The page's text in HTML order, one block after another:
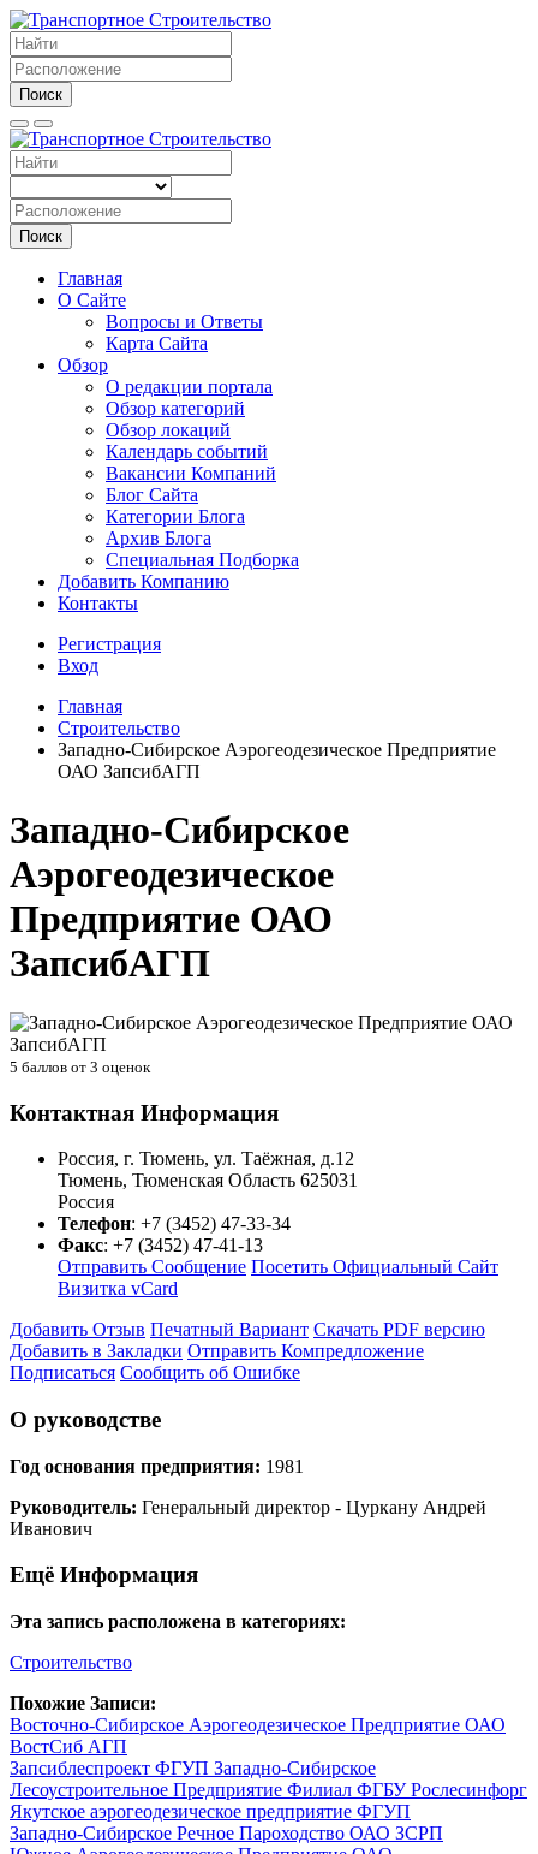
Поиск
Поиск
Главная
О Сайте
Вопросы и Ответы
Карта Сайта
Обзор
О редакции портала
Обзор категорий
Обзор локаций
Календарь событий
Вакансии Компаний
Блог Сайта
Категории Блога
Архив Блога
Специальная Подборка
Добавить Компанию
Контакты
Регистрация
Вход
Главная
Строительство
Западно-Сибирское Аэрогеодезическое Предприятие
ОАО ЗапсибАГП
Западно-Сибирское
Аэрогеодезическое
Предприятие ОАО
ЗапсибАГП
5 баллов от 3 оценок
Контактная Информация
Россия, г. Тюмень, ул. Таёжная, д.12
Тюмень, Тюменская Область 625031
Россия
Телефон: +7 (3452) 47-33-34
Факс: +7 (3452) 47-41-13
Отправить Сообщение Посетить Официальный Сайт
Визитка vCard
Добавить Отзыв Печатный Вариант Скачать PDF версию
Добавить в Закладки Отправить Компредложение
Подписаться Сообщить об Ошибке
О руководстве
Год основания предприятия: 1981
Руководитель: Генеральный директор - Цуркану Андрей
Иванович
Ещё Информация
Эта запись расположена в категориях:
Строительство
Похожие Записи:
Восточно-Сибирское Аэрогеодезическое Предприятие ОАО
ВостСиб АГП
Запсиблеспроект ФГУП Западно-Сибирское
Лесоустроительное Предприятие Филиал ФГБУ Рослесинфорг
Якутское аэрогеодезическое предприятие ФГУП
Западно-Сибирское Речное Пароходство ОАО ЗСРП